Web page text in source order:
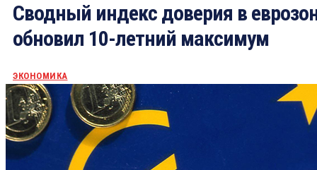
Сводный индекс доверия в
обновил 10-летний максимум
ЭКОНОМИКА